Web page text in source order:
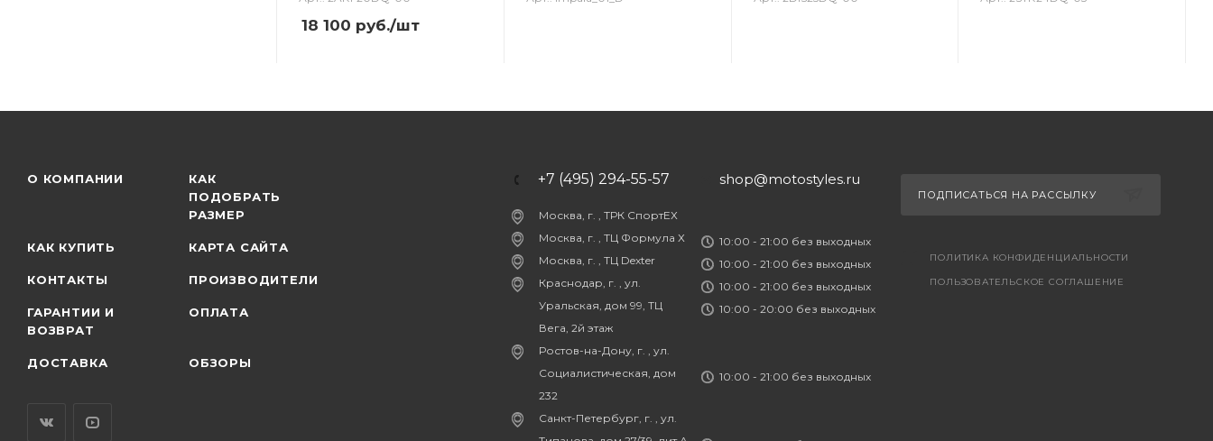
18 100 руб./шт
О КОМПАНИИ
КАК
ПОДОБРАТЬ
РАЗМЕР
КАК КУПИТЬ КАРТА САЙТА
КОНТАКТЫ ПРОИЗВОДИТЕЛИ
ГАРАНТИИ И
ВОЗВРАТ
ОПЛАТА
ДОСТАВКА ОБЗОРЫ
+7 (495) 294-55-57
Москва, г. , ТРК СпортЕХ
Москва, г. , ТЦ Формула Х
Москва, г. , ТЦ Dexter
Краснодар, г. , ул.
Уральская, дом 99, ТЦ
Вега, 2й этаж
Ростов-на-Дону, г. , ул.
Социалистическая, дом
232
Санкт-Петербург, г. , ул.
shop@motostyles.ru
10:00 - 21:00 без выходных
10:00 - 21:00 без выходных
10:00 - 21:00 без выходных
10:00 - 20:00 без выходных
10:00 - 21:00 без выходных
ПОДПИСАТЬСЯ НА РАССЫЛКУ
ПОЛИТИКА КОНФИДЕНЦИАЛЬНОСТИ
ПОЛЬЗОВАТЕЛЬСКОЕ СОГЛАШЕНИЕ